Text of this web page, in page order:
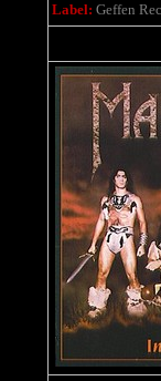
Label: Geffen